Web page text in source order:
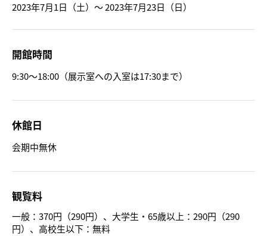
2023年7月1日（土）～ 2023年7月23日（日）
開館時間
9:30～18:00（展示室への入室は17:30まで）
休館日
会期中無休
観覧料
一般：370円（290円）、大学生・65歳以上：290円（290
円）、高校生以下：無料